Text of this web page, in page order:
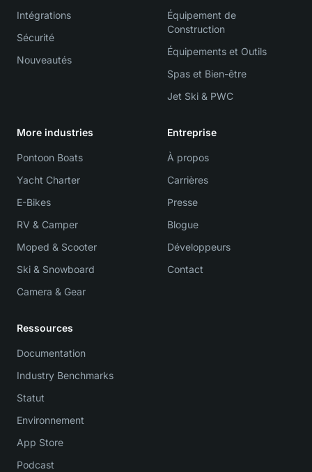
Intégrations
Sécurité
Nouveautés
Équipement de
Construction
Équipements et Outils
Spas et Bien-être
Jet Ski & PWC
More industries
Pontoon Boats
Yacht Charter
E-Bikes
RV & Camper
Moped & Scooter
Ski & Snowboard
Camera & Gear
Entreprise
À propos
Carrières
Presse
Blogue
Développeurs
Contact
Ressources
Documentation
Industry Benchmarks
Statut
Environnement
App Store
Podcast